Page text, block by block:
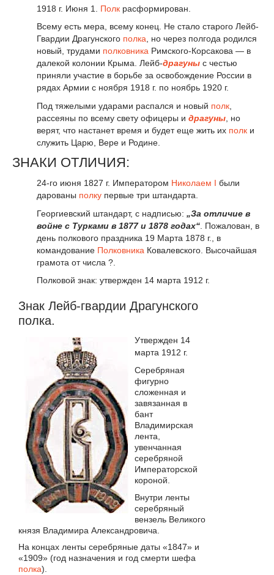
1918 г. Июня 1. Полк расформирован.
Всему есть мера, всему конец. Не стало старого Лейб-
Гвардии Драгунского полка, но через полгода родился
новый, трудами полковника Римского-Корсакова — в
далекой колонии Крыма. Лейб-драгуны с честью
приняли участие в борьбе за освобождение России в
рядах Армии с ноября 1918 г. по ноябрь 1920 г.
Под тяжелыми ударами распался и новый полк,
рассеяны по всему свету офицеры и драгуны, но
верят, что настанет время и будет еще жить их полк и
служить Царю, Вере и Родине.
ЗНАКИ ОТЛИЧИЯ:
24-го июня 1827 г. Императором Николаем I были
дарованы полку первые три штандарта.
Георгиевский штандарт, с надписью: „За отличие в
войне с Турками в 1877 и 1878 годах“ . Пожалован, в
день полкового праздника 19 Марта 1878 г., в
командование Полковника Ковалевского. Высочайшая
грамота от числа ?.
Полковой знак: утвержден 14 марта 1912 г.
Знак Лейб-гвардии Драгунского
полка.
Утвержден 14
марта 1912 г.
Серебряная
фигурно
сложенная и
завязанная в
бант
Владимирская
лента,
увенчанная
серебряной
Императорской
короной.
Внутри ленты
серебряный
вензель Великого
князя Владимира Александровича.
На концах ленты серебряные даты «1847» и
«1909» (год назначения и год смерти шефа
полка).